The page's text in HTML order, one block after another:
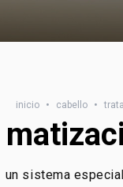
inicio • cabello •
un sistema